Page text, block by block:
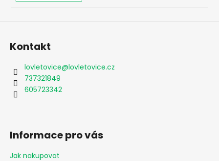
Kontakt
lovletovice@lovletovice.cz
737321849
605723342
Informace pro vás
Jak nakupovat